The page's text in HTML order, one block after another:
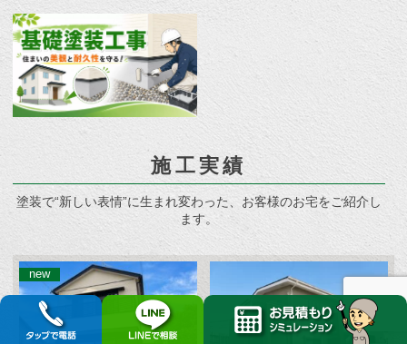
施工実績
塗装で“新しい表情”に生まれ変わった、お客様のお宅をご紹介し
ます。